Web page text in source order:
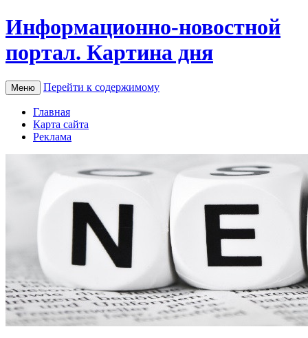
Информационно-новостной
портал. Картина дня
Меню Перейти к содержимому
Главная
Карта сайта
Реклама